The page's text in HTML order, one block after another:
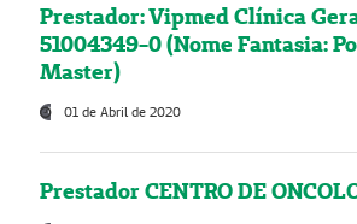
Prestador: Vipmed Clínica
51004349-0 (Nome Fantasia:
Master)
01 de Abril de 2020
Prestador CENTRO DE